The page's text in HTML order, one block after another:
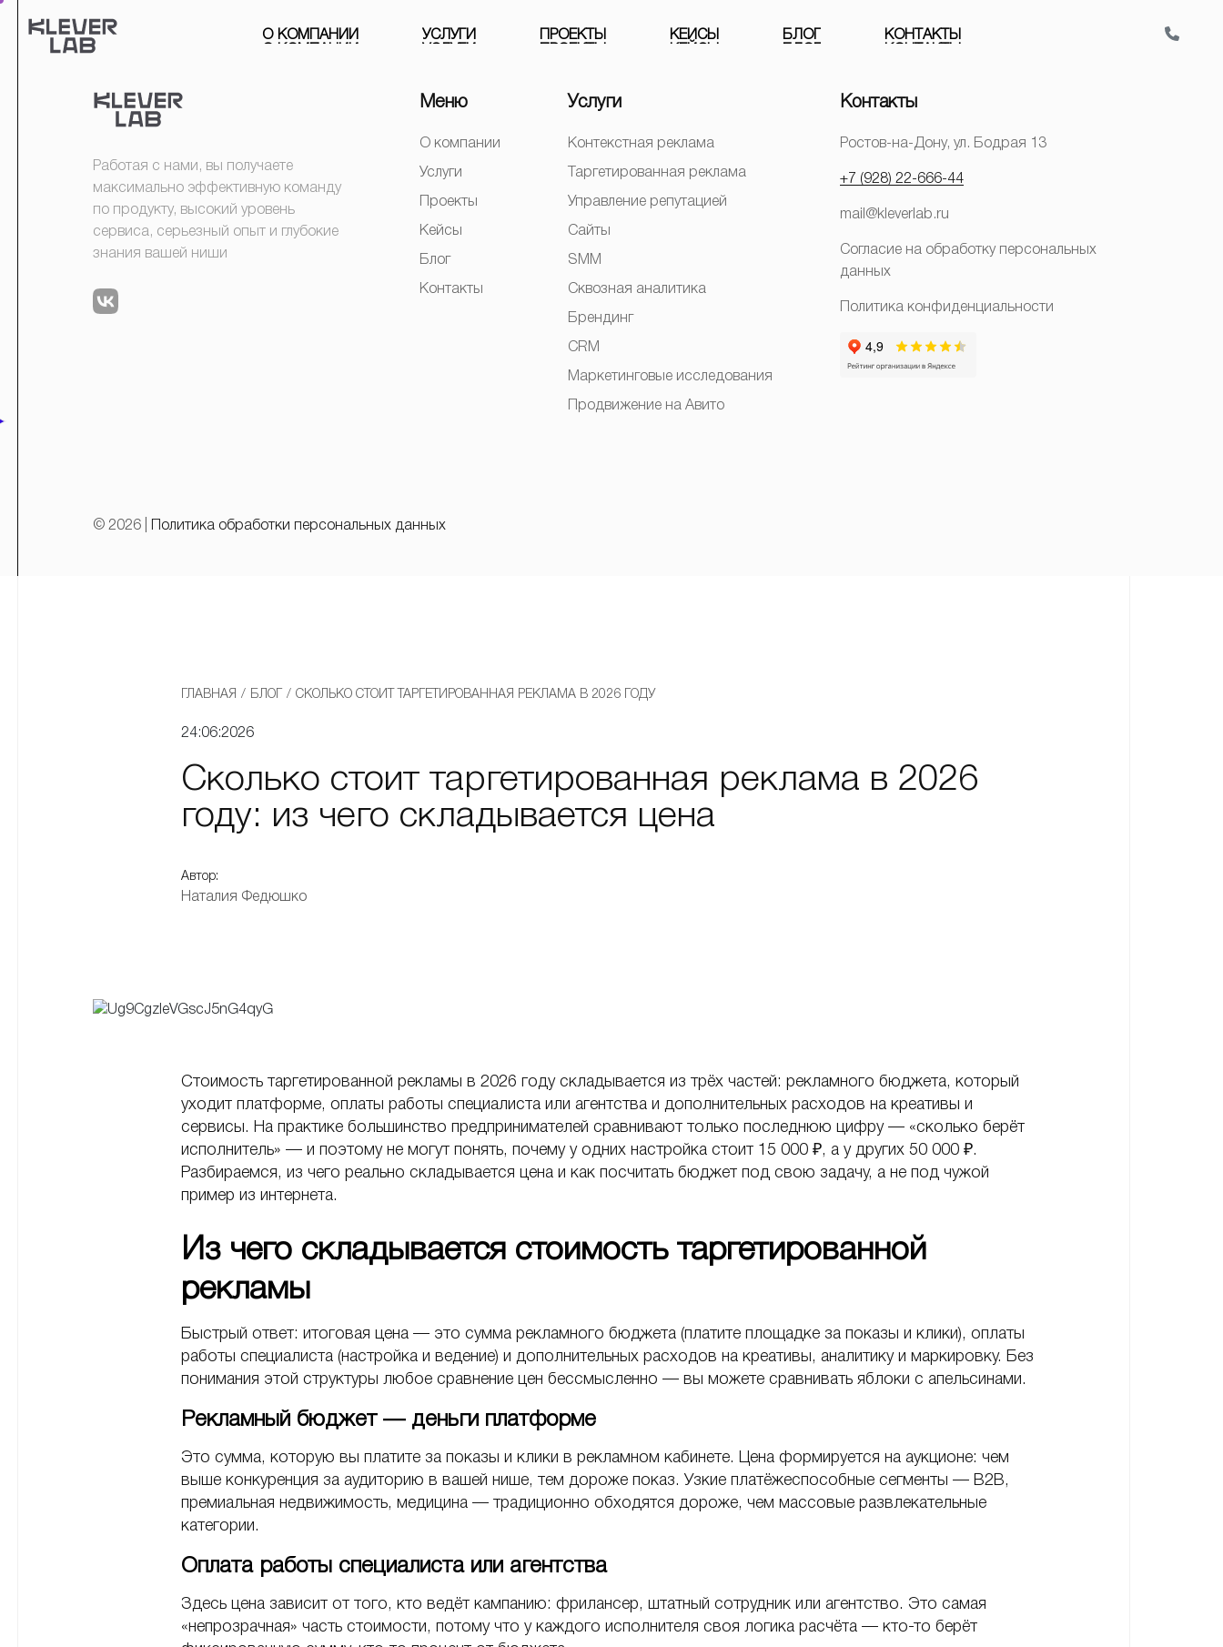
О КОМ АН И И УСЛ У И РОЕКТ Ы КЕЙ СЫ БЛ ОГ КОН ТАКТ Ы
Работая с нами, вы получаете
максимально эффективную команду
по продукту, высокий уровень
сервиса, серьезный опыт и глубокие
знания вашей ниши
Меню
О компании
Услуги
Проекты
Кейсы
Блог
Контакты
Услуги
Контекстная реклама
Таргетированная реклама
Управление репутацией
Сайты
SMM
Сквозная аналитика
Брендинг
CRM
Маркетинговые исследования
Продвижение на Авито
Контакты
Ростов-на-Дону, ул. Бодрая 13
+7 (928) 22-666-44
mail@kleverlab.ru
Согласие на обработку персональных
данных
Политика конфиденциальности
© 2026 | Политика обработки персональных данных
ГЛАВНАЯ / БЛОГ / СКОЛЬКО СТОИТ ТАРГЕТИРОВАННАЯ РЕКЛАМА В 2026 ГОДУ
24:06:2026
Сколько стоит таргетированная реклама в 2026
году: из чего складывается цена
Автор:
Наталия Федюшко
Стоимость таргетированной рекламы в 2026 году складывается из трёх частей: рекламного бюджета, который
уходит платформе, оплаты работы специалиста или агентства и дополнительных расходов на креативы и
сервисы. На практике большинство предпринимателей сравнивают только последнюю цифру — «сколько берёт
исполнитель» — и поэтому не могут понять, почему у одних настройка стоит 15 000 ₽, а у других 50 000 ₽.
Разбираемся, из чего реально складывается цена и как посчитать бюджет под свою задачу, а не под чужой
пример из интернета.
Из чего складывается стоимость таргетированной
рекламы
Быстрый ответ: итоговая цена — это сумма рекламного бюджета (платите площадке за показы и клики), оплаты
работы специалиста (настройка и ведение) и дополнительных расходов на креативы, аналитику и маркировку. Без
понимания этой структуры любое сравнение цен бессмысленно — вы можете сравнивать яблоки с апельсинами.
Рекламный бюджет — деньги платформе
Это сумма, которую вы платите за показы и клики в рекламном кабинете. Цена формируется на аукционе: чем
выше конкуренция за аудиторию в вашей нише, тем дороже показ. Узкие платёжеспособные сегменты — B2B,
премиальная недвижимость, медицина — традиционно обходятся дороже, чем массовые развлекательные
категории.
Оплата работы специалиста или агентства
Здесь цена зависит от того, кто ведёт кампанию: фрилансер, штатный сотрудник или агентство. Это самая
«непрозрачная» часть стоимости, потому что у каждого исполнителя своя логика расчёта — кто-то берёт